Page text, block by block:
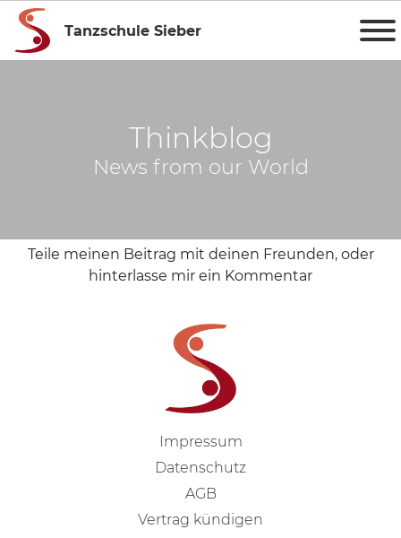
Tanzschule Sieber
Thinkblog
News from our World
Teile meinen Beitrag mit deinen Freunden, oder
hinterlasse mir ein Kommentar
Impressum
Datenschutz
AGB
Vertrag kündigen